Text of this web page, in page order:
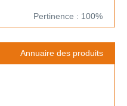
Pertinence : 100%
Annuaire des produits